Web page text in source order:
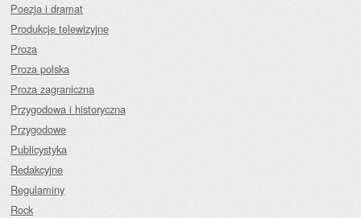
Poezja i dramat
Produkcje telewizyjne
Proza
Proza polska
Proza zagraniczna
Przygodowa i historyczna
Przygodowe
Publicystyka
Redakcyjne
Regulaminy
Rock